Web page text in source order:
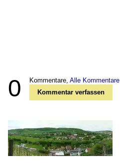
0 Kommentare, Alle Kommentare
Kommentar verfassen